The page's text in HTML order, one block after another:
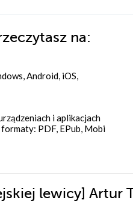
na:
Android, iOS,
i aplikacjach
PDF, EPub, Mobi
lewicy] Artur